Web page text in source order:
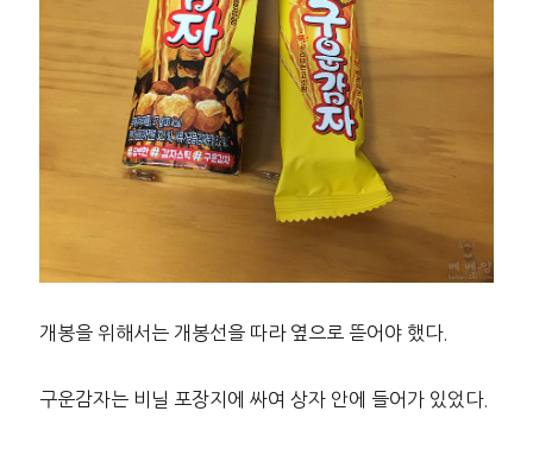
개봉을 위해서는 개봉선을 따라 옆으로 뜯어야 했다.
구운감자는 비닐 포장지에 싸여 상자 안에 들어가 있었다.